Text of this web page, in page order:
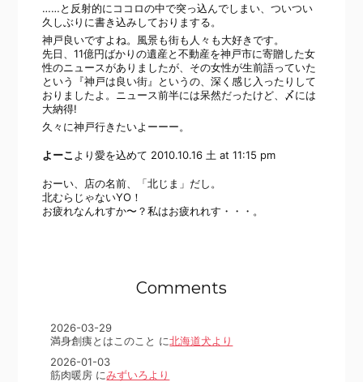
……と反射的にココロの中で突っ込んでしまい、ついつい
久しぶりに書き込みしておりまする。
神戸良いですよね。風景も街も人々も大好きです。
先日、11億円ばかりの遺産と不動産を神戸市に寄贈した女
性のニュースがありましたが、その女性が生前語っていた
という『神戸は良い街』というの、深く感じ入ったりして
おりましたよ。ニュース前半には呆然だったけど、〆には
大納得!
久々に神戸行きたいよーーー。
よーこ より愛を込めて 2010.10.16 土 at 11:15 pm
おーい、店の名前、「北じま」だし。
北むらじゃないYO！
お疲れなんれすか〜？私はお疲れれす・・・。
Comments
2026-03-29
満身創痍とはこのこと に北海道犬より
2026-01-03
筋肉暖房 にみずいろより